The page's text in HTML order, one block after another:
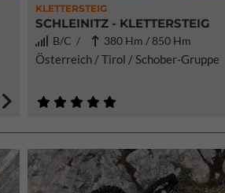
KLETTERSTEIG
SCHLEINITZ - KLETTERSTEIG
B/C / 380 Hm / 850 Hm
Österreich / Tirol / Schober-Gruppe